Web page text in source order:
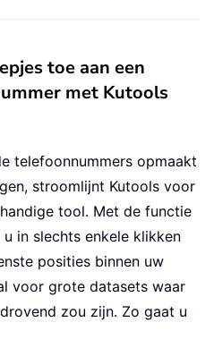
toe aan een
met Kutools
telefoonnummers opmaakt
stroomlijnt Kutools voor
tool. Met de functie
u in slechts enkele klikken
posities binnen uw
voor grote datasets waar
zou zijn. Zo gaat u